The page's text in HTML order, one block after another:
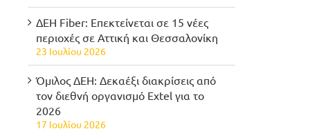
ΔΕΗ Fiber: Επεκτείνεται σε 15 νέες
περιοχές σε Αττική και Θεσσαλονίκη
23 Ιουλίου 2026
Όμιλος ΔΕΗ: Δεκαέξι διακρίσεις από
τον διεθνή οργανισμό Extel για το
2026
17 Ιουλίου 2026